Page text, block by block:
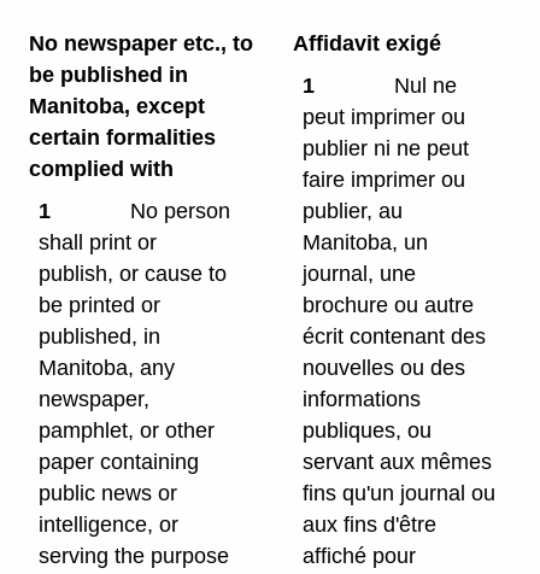
No newspaper etc., to
be published in
Manitoba, except
certain formalities
complied with
1
No person
shall print or
publish, or cause to
be printed or
published, in
Manitoba, any
newspaper,
pamphlet, or other
paper containing
public news or
intelligence, or
serving the purpose
Affidavit exigé
1
Nul ne
peut imprimer ou
publier ni ne peut
faire imprimer ou
publier, au
Manitoba, un
journal, une
brochure ou autre
écrit contenant des
nouvelles ou des
informations
publiques, ou
servant aux mêmes
fins qu'un journal ou
aux fins d'être
affiché pour